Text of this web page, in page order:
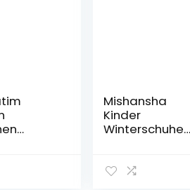
Mit
Mishansha
Kinder
Winterschuhe
Gefüttert Boots